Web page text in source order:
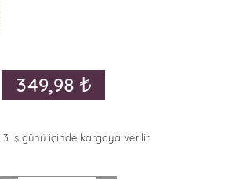
349,98
3 iş günü içinde kargoya verilir.